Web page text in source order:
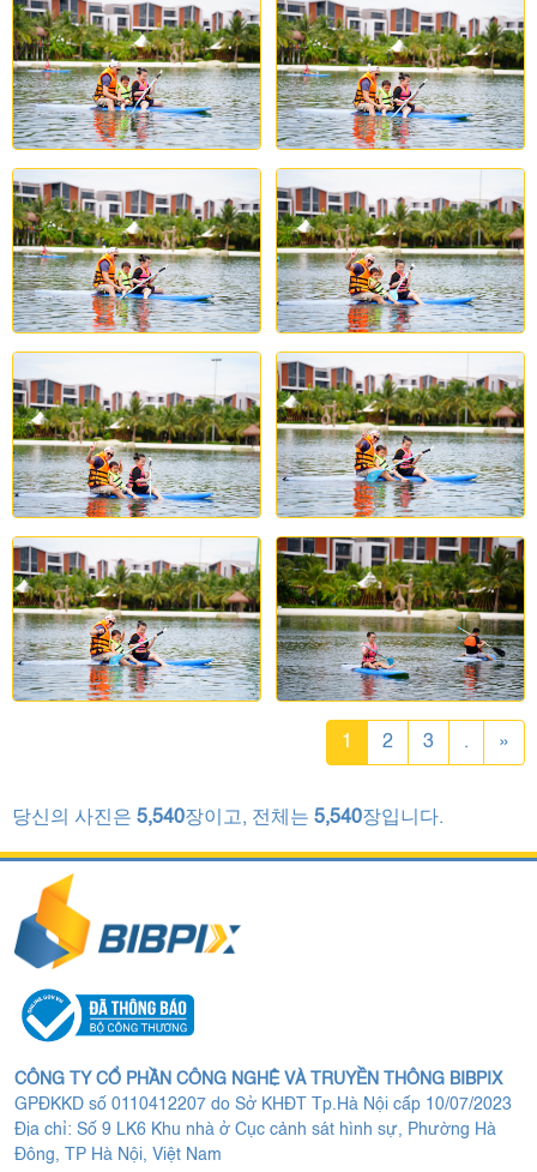
1 2 3 . »
당신의 사진은 5,540장이고, 전체는 5,540장입니다.
CÔNG TY CỔ PHẦN CÔNG NGHỆ VÀ TRUYỀN THÔNG BIBPIX
GPĐKKD số 0110412207 do Sở KHĐT Tp.Hà Nội cấp 10/07/2023
Địa chỉ: Số 9 LK6 Khu nhà ở Cục cảnh sát hình sự, Phường Hà
Đông, TP Hà Nội, Việt Nam